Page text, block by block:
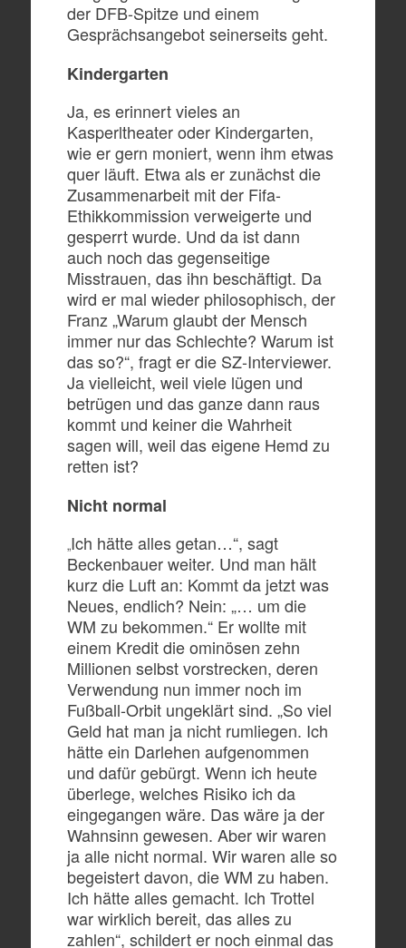
der DFB-Spitze und einem
Gesprächsangebot seinerseits geht.
Kindergarten
Ja, es erinnert vieles an
Kasperltheater oder Kindergarten,
wie er gern moniert, wenn ihm etwas
quer läuft. Etwa als er zunächst die
Zusammenarbeit mit der Fifa-
Ethikkommission verweigerte und
gesperrt wurde. Und da ist dann
auch noch das gegenseitige
Misstrauen, das ihn beschäftigt. Da
wird er mal wieder philosophisch, der
Franz „Warum glaubt der Mensch
immer nur das Schlechte? Warum ist
das so?“, fragt er die SZ-Interviewer.
Ja vielleicht, weil viele lügen und
betrügen und das ganze dann raus
kommt und keiner die Wahrheit
sagen will, weil das eigene Hemd zu
retten ist?
Nicht normal
„Ich hätte alles getan…“, sagt
Beckenbauer weiter. Und man hält
kurz die Luft an: Kommt da jetzt was
Neues, endlich? Nein: „… um die
WM zu bekommen.“ Er wollte mit
einem Kredit die ominösen zehn
Millionen selbst vorstrecken, deren
Verwendung nun immer noch im
Fußball-Orbit ungeklärt sind. „So viel
Geld hat man ja nicht rumliegen. Ich
hätte ein Darlehen aufgenommen
und dafür gebürgt. Wenn ich heute
überlege, welches Risiko ich da
eingegangen wäre. Das wäre ja der
Wahnsinn gewesen. Aber wir waren
ja alle nicht normal. Wir waren alle so
begeistert davon, die WM zu haben.
Ich hätte alles gemacht. Ich Trottel
war wirklich bereit, das alles zu
zahlen“, schildert er noch einmal das